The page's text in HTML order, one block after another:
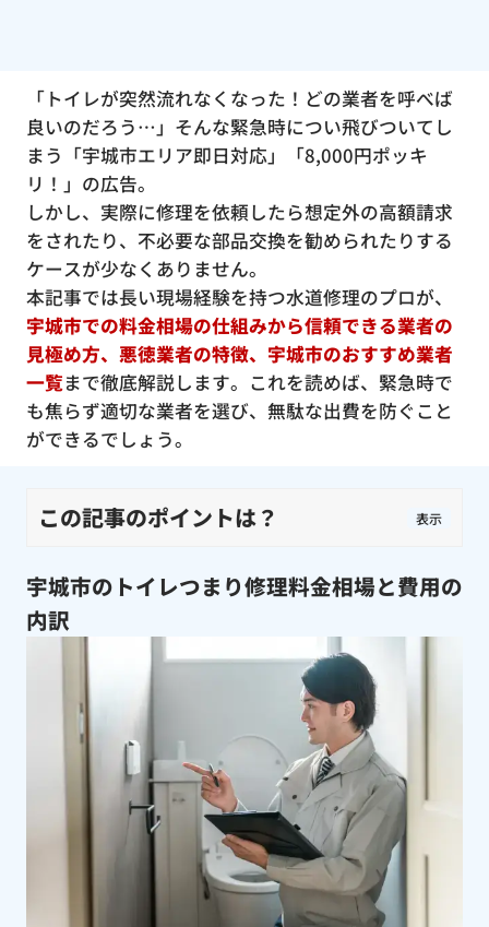
「トイレが突然流れなくなった！どの業者を呼べば
良いのだろう…」そんな緊急時につい飛びついてし
まう「宇城市エリア即日対応」「8,000円ポッキ
リ！」の広告。
しかし、実際に修理を依頼したら想定外の高額請求
をされたり、不必要な部品交換を勧められたりする
ケースが少なくありません。
本記事では長い現場経験を持つ水道修理のプロが、
宇城市での料金相場の仕組みから信頼できる業者の
見極め方、悪徳業者の特徴、宇城市のおすすめ業者
一覧まで徹底解説します。これを読めば、緊急時で
も焦らず適切な業者を選び、無駄な出費を防ぐこと
ができるでしょう。
この記事のポイントは？ 表示
宇城市のトイレつまり修理料金相場と費用の
内訳